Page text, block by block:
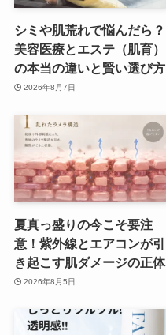
シミや肌荒れで悩んだら？
美容医療とエステ（肌育）
の本当の違いと賢い選び方
2026年8月7日
夏真っ盛りの今こそ要注
意！紫外線とエアコンが引
き起こす肌ダメージの正体
2026年8月5日